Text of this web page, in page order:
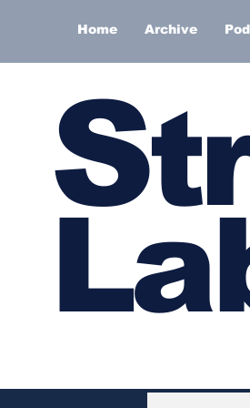
Home Archive
S